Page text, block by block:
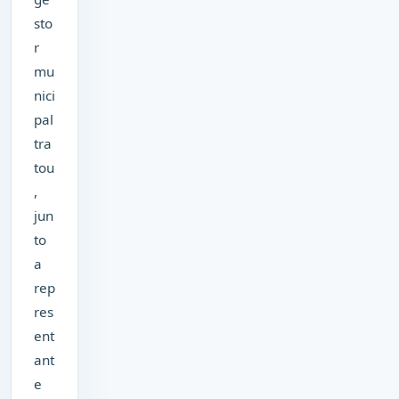
sto
r
mu
nici
pal
tra
tou
,
jun
to
a
rep
res
ent
ant
e